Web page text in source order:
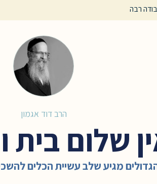
רבה
הרב דוד אגמון
שלום
מגיע שלב עשיית הכלים